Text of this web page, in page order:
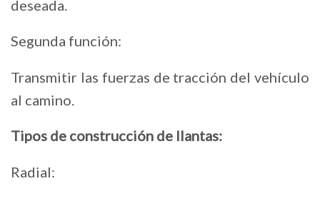
deseada.
Segunda función:
Transmitir las fuerzas de tracción del vehículo
al camino.
Tipos de construcción de llantas:
Radial: